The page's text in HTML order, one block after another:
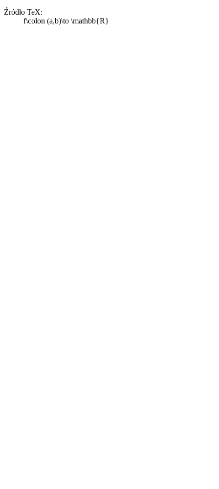
Źródło TeX:
f\colon (a,b)\to \mathbb{R}